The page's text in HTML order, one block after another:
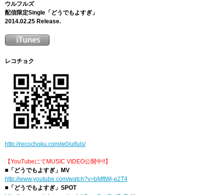
ウルフルズ
配信限定Single「どうでもよすぎ」
2014.02.25 Release.
レコチョク
http://recochoku.com/w0/ulfuls/
【YouTubeにてMUSIC VIDEO公開中!!】
■「どうでもよすぎ」MV
http://www.youtube.com/watch?v=bMftWj-e2T4
■「どうでもよすぎ」SPOT